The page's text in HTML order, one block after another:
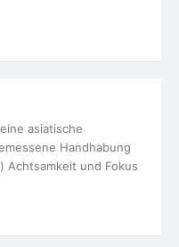
asiatische
Handhabung
Achtsamkeit und Fokus